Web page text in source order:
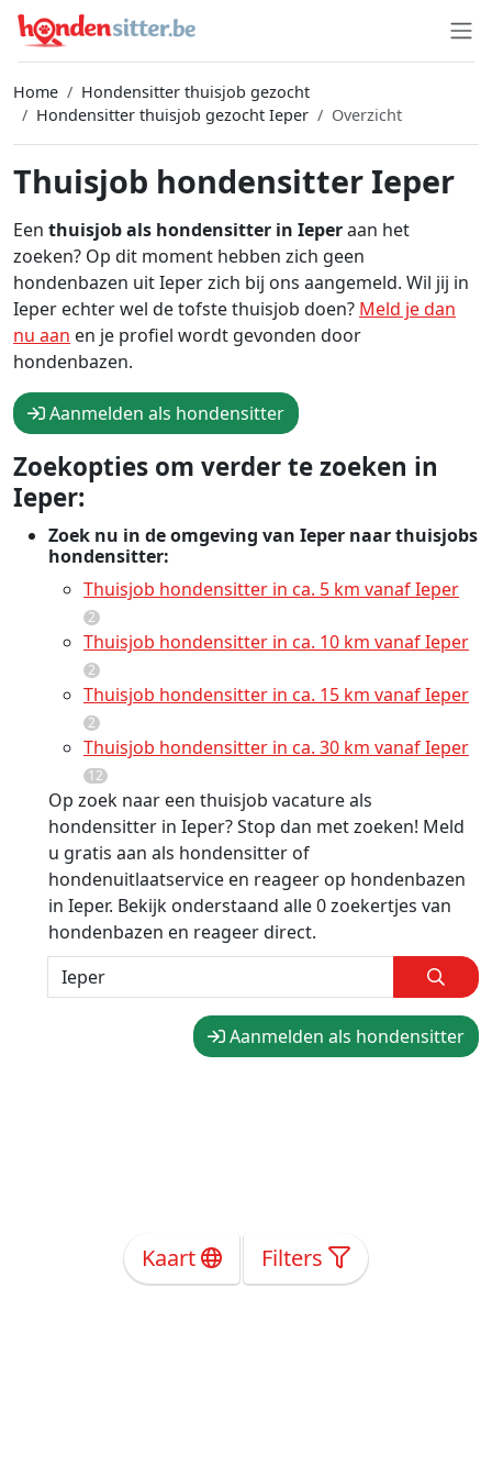
Home
Hondensitter thuisjob gezocht
Hondensitter thuisjob gezocht Ieper
Overzicht
Thuisjob hondensitter Ieper
Een thuisjob als hondensitter in Ieperaan het
zoeken? Op dit moment hebben zich geen
hondenbazen uit Ieper zich bij ons aangemeld. Wil jij in
Ieper echter wel de tofste thuisjob doen? Meld je dan
nu aan en je profiel wordt gevonden door
hondenbazen.
Aanmelden als hondensitter
Zoekopties om verder te zoeken in
Ieper:
Zoek nu in de omgeving van Ieper naar thuisjobs
hondensitter:
Thuisjob hondensitter in ca. 5 km vanaf Ieper
2
Thuisjob hondensitter in ca. 10 km vanaf Ieper
2
Thuisjob hondensitter in ca. 15 km vanaf Ieper
2
Thuisjob hondensitter in ca. 30 km vanaf Ieper
12
Op zoek naar een thuisjob vacature als
hondensitter in Ieper? Stop dan met zoeken! Meld
u gratis aan als hondensitter of
hondenuitlaatservice en reageer op hondenbazen
in Ieper. Bekijk onderstaand alle 0 zoekertjes van
hondenbazen en reageer direct.
Aanmelden als hondensitter
Kaart Filters